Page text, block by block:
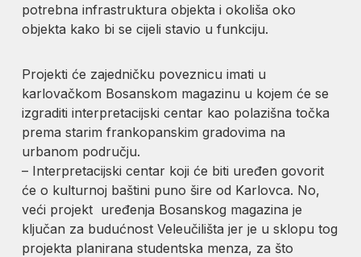
potrebna infrastruktura objekta i okoliša oko
objekta kako bi se cijeli stavio u funkciju.
Projekti će zajedničku poveznicu imati u
karlovačkom Bosanskom magazinu u kojem će se
izgraditi interpretacijski centar kao polazišna točka
prema starim frankopanskim gradovima na
urbanom području.
– Interpretacijski centar koji će biti uređen govorit
će o kulturnoj baštini puno šire od Karlovca. No,
veći projekt uređenja Bosanskog magazina je
ključan za budućnost Veleučilišta jer je u sklopu tog
projekta planirana studentska menza, za što